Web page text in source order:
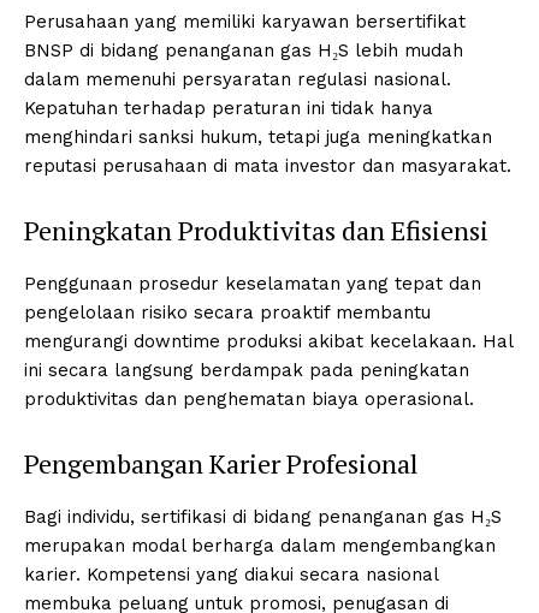
Perusahaan yang memiliki karyawan bersertifikat
BNSP di bidang penanganan gas H₂S lebih mudah
dalam memenuhi persyaratan regulasi nasional.
Kepatuhan terhadap peraturan ini tidak hanya
menghindari sanksi hukum, tetapi juga meningkatkan
reputasi perusahaan di mata investor dan masyarakat.
Peningkatan Produktivitas dan Efisiensi
Penggunaan prosedur keselamatan yang tepat dan
pengelolaan risiko secara proaktif membantu
mengurangi downtime produksi akibat kecelakaan. Hal
ini secara langsung berdampak pada peningkatan
produktivitas dan penghematan biaya operasional.
Pengembangan Karier Profesional
Bagi individu, sertifikasi di bidang penanganan gas H₂S
merupakan modal berharga dalam mengembangkan
karier. Kompetensi yang diakui secara nasional
membuka peluang untuk promosi, penugasan di